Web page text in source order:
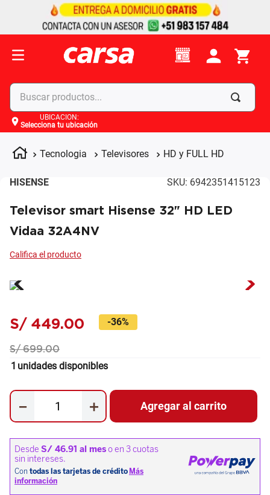
Buscar productos...
UBICACIÓN:
Selecciona tu ubicación
Tecnologia Televisores HD y FULL HD
HISENSE SKU: 6942351415123
Televisor smart Hisense 32" HD LED
Vidaa 32A4NV
S/ 449.00 -36%
S/ 699.00
1 unidades disponibles
＋
－ Agregar al carrito
Términos más buscados
celulares
4. apple